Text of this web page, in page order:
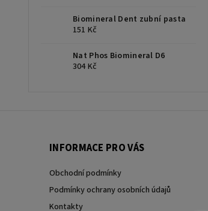
Biomineral Dent zubní pasta
151 Kč
Nat Phos Biomineral D6
304 Kč
INFORMACE PRO VÁS
Obchodní podmínky
Podmínky ochrany osobních údajů
Kontakty